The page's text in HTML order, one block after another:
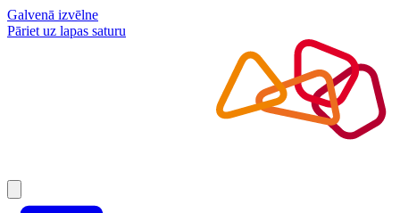
Galvenā izvēlne
Pāriet uz lapas saturu